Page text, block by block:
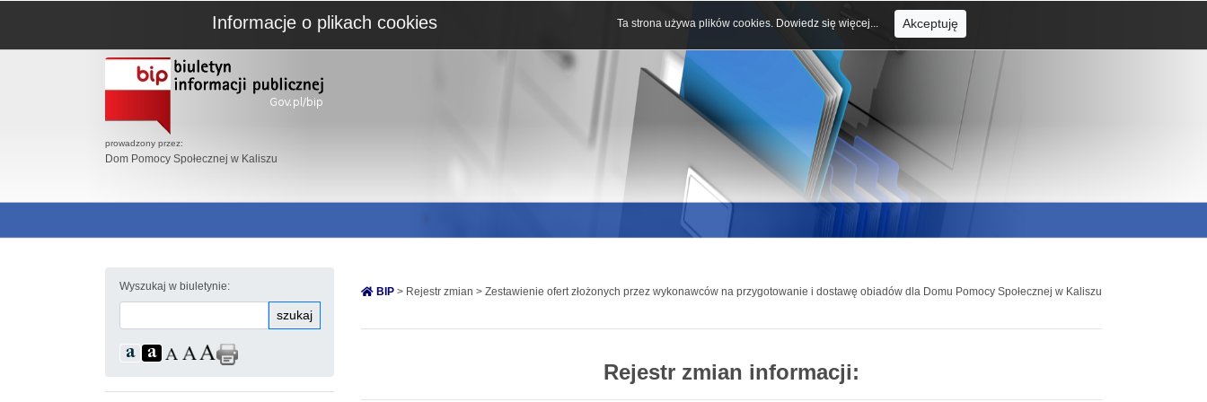
prowadzony przez:
Dom Pomocy Społecznej w Kaliszu
Wyszukaj w biuletynie:
szukaj
BIP > Rejestr zmian > Zestawienie ofert złożonych przez wykonawców na przygotowanie i dostawę obiadów dla Domu Pomocy Społecznej w Kaliszu
Rejestr zmian informacji:
Informacje o plikach cookies Ta strona używa plików cookies. Dowiedz się więcej... Akceptuję